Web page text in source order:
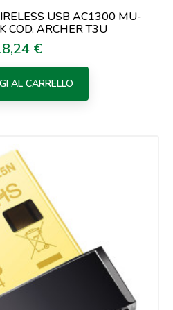
USB AC1300 MU-
COD. ARCHER T3U
€
AL CARRELLO